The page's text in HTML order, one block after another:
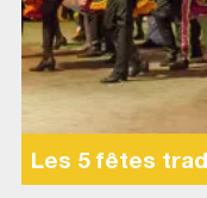
Les 5 fêtes